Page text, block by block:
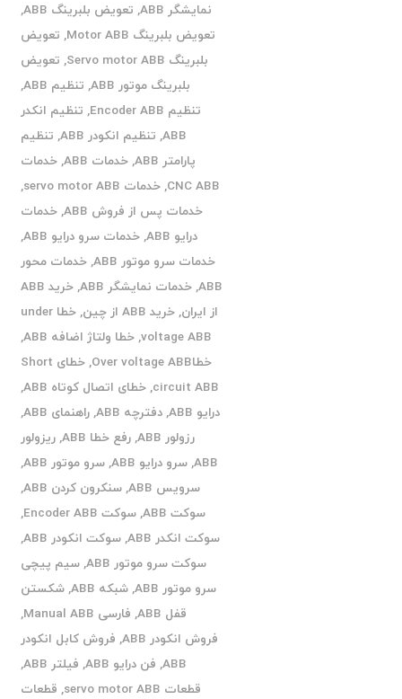
نمایشگر ABB
, تعویض بلبرینگ ABB
,
تعویض بلبرینگ Motor ABB
, تعویض
بلبرینگ Servo motor ABB
, تعویض
بلبرینگ موتور ABB
, تنظیم ABB
,
تنظیم Encoder ABB
, تنظیم انکدر
ABB
, تنظیم انکودر ABB , تنظیم
پارامتر ABB
,خدمات ABB ,خدمات
CNC ABB
,خدمات servo motor ABB
,
خدمات پس از فروش ABB
,خدمات
درایو ABB
,خدمات سرو درایو ABB
,
خدمات سرو موتور ABB
,خدمات محور
ABB
,خدمات نمایشگر ABB ,
خرید ABB
از ایران,خرید ABB از چین ,
خطا under
voltage ABB
,خطا ولتاژ اضافه ABB
,
خطاOver voltage ABB
,
خطای Short
circuit ABB
,خطای اتصال کوتاه ABB
,
درایو ABB
,دفترچه ABB ,راهنمای ABB
,
رزولور ABB
,رفع خطا ABB ,ریزولور
ABB
,سرو درایو ABB ,سرو موتور ABB
,
سرویس ABB
,سنکرون کردن ABB
,
سوکت ABB
,سوکت Encoder ABB
,
سوکت انکدر ABB
,سوکت انکودر ABB
,
سوکت سرو موتور ABB
,سیم پیچی
سرو موتور ABB
,شبکه ABB ,شکستن
قفل ABB
, فارسی Manual ABB
,
فروش انکودر ABB
, فروش کابل انکودر
ABB
, فن درایو ABB , فیلتر ABB
,
قطعات servo motor ABB
, قطعات